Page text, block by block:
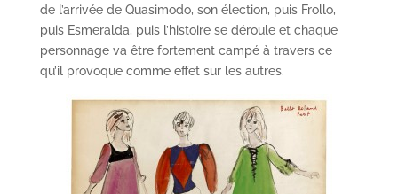
de l’arrivée de Quasimodo, son élection, puis Frollo,
puis Esmeralda, puis l’histoire se déroule et chaque
personnage va être fortement campé à travers ce
qu’il provoque comme effet sur les autres.